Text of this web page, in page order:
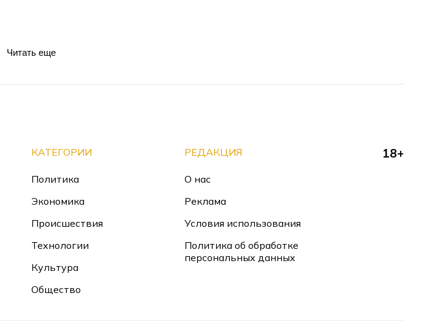
Читать еще
КАТЕГОРИИ
Политика
Экономика
Происшествия
Технологии
Культура
Общество
РЕДАКЦИЯ
О нас
Реклама
Условия использования
Политика об обработке
персональных данных
18+